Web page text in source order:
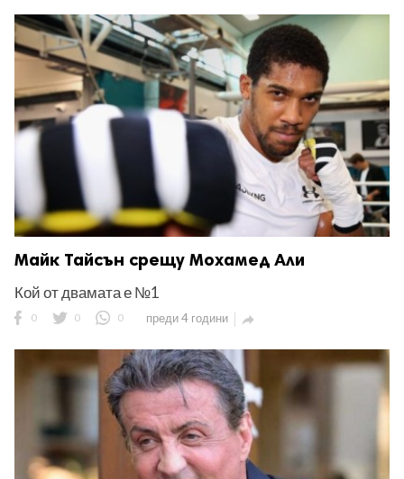
Майк Тайсън срещу Мохамед Али
Кой от двамата е №1
0 0 0 преди 4 години 